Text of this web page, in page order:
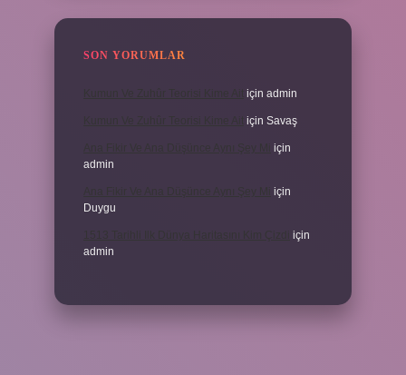
SON YORUMLAR
için admin
için Savaş
için
admin
için
Duygu
için
admin